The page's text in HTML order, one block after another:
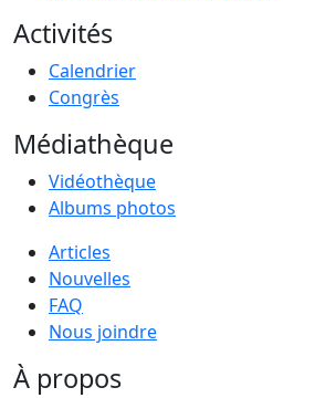
Activités
Calendrier
Congrès
Médiathèque
Vidéothèque
Albums photos
Articles
Nouvelles
FAQ
Nous joindre
À propos